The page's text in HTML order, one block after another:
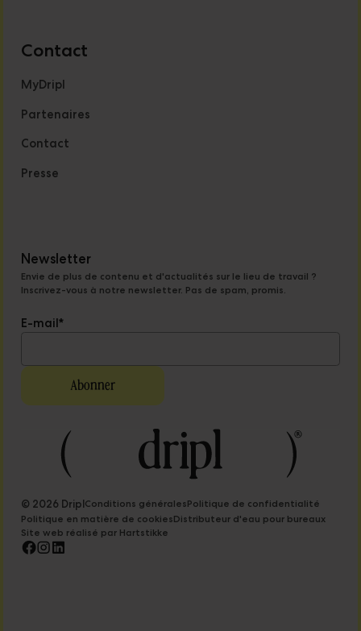
Contact
MyDripl
Partenaires
Contact
Presse
Newsletter
Envie de plus de contenu et d'actualités sur le lieu de travail ?
Inscrivez-vous à notre newsletter. Pas de spam, promis.
E-mail*
© 2026 DriplConditions généralesPolitique de confidentialité
Politique en matière de cookiesDistributeur d'eau pour bureaux
Site web réalisé par Hartstikke